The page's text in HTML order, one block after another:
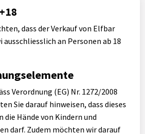
dass der Verkauf von Elfbar
an Personen ab 18
Verordnung (EG) Nr. 1272/2008
Sie darauf hinweisen, dass dieses
Hände von Kindern und
darf. Zudem möchten wir darauf